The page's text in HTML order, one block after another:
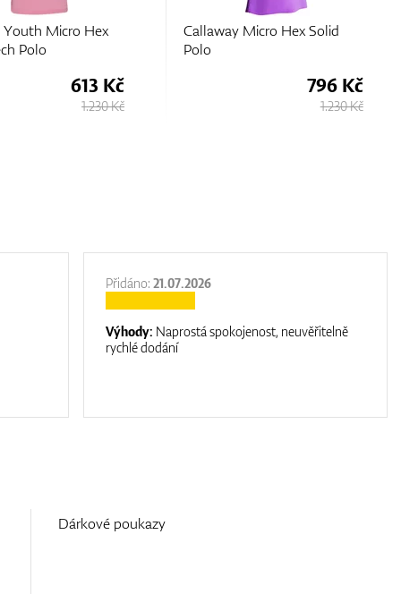
Youth Micro Hex
Polo
613 Kč
1.230 Kč
Callaway Micro Hex Solid
Polo
796 Kč
1.230 Kč
Přidáno:21.07.2026
Výhody: Naprostá spokojenost, neuvěřitelně
rychlé dodání
Dárkové poukazy